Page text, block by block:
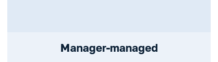
Manager-managed